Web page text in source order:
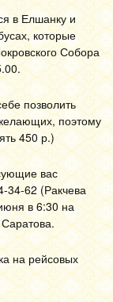
в Елшанку и
которые
Собора
позволить
поэтому
450 р.)
вас
34-62 (Ракчева
в 6:30 на
на рейсовых